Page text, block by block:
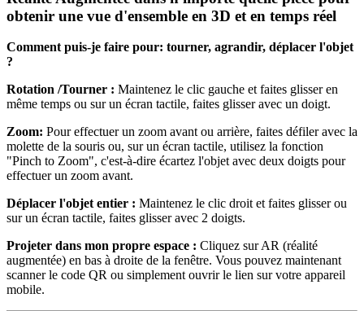
obtenir une vue d'ensemble en 3D et en temps réel
Comment puis-je faire pour: tourner, agrandir, déplacer l'objet
?
Rotation /Tourner : Maintenez le clic gauche et faites glisser en
même temps ou sur un écran tactile, faites glisser avec un doigt.
Zoom: Pour effectuer un zoom avant ou arrière, faites défiler avec la
molette de la souris ou, sur un écran tactile, utilisez la fonction
"Pinch to Zoom", c'est-à-dire écartez l'objet avec deux doigts pour
effectuer un zoom avant.
Déplacer l'objet entier : Maintenez le clic droit et faites glisser ou
sur un écran tactile, faites glisser avec 2 doigts.
Projeter dans mon propre espace : Cliquez sur AR (réalité
augmentée) en bas à droite de la fenêtre. Vous pouvez maintenant
scanner le code QR ou simplement ouvrir le lien sur votre appareil
mobile.